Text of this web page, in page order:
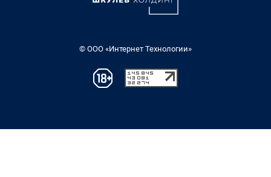
© ООО «Интернет Технологии»